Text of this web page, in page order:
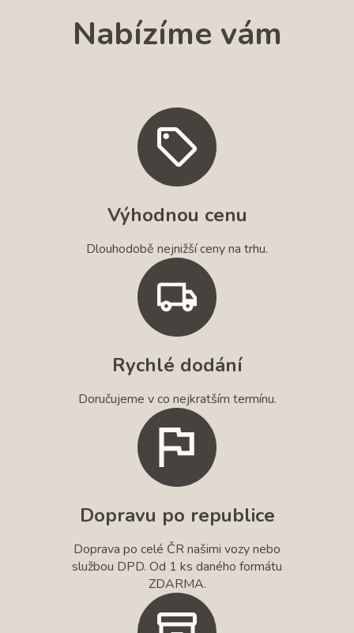
Nabízíme vám
Výhodnou cenu
Dlouhodobě nejnižší ceny na trhu.
Rychlé dodání
Doručujeme v co nejkratším termínu.
Dopravu po republice
Doprava po celé ČR našimi vozy nebo
službou DPD. Od 1 ks daného formátu
ZDARMA.